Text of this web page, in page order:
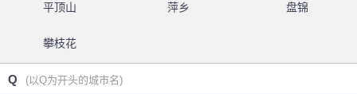
平顶山 萍乡 盘锦
攀枝花
Q (以Q为开头的城市名)